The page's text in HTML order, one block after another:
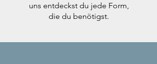
uns entdeckst du jede Form,
die du benötigst.